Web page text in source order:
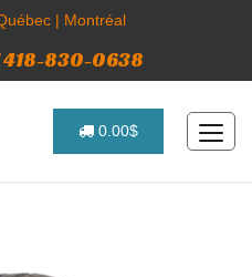
| Montréal
418-830-0638
0.00$